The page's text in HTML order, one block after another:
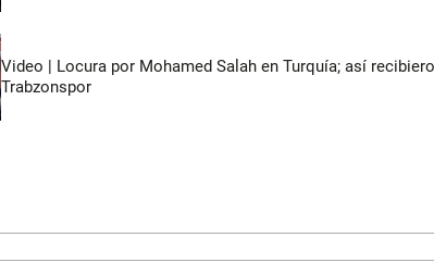
Video | Locura por Mohamed Salah en Turquía; así
Trabzonspor